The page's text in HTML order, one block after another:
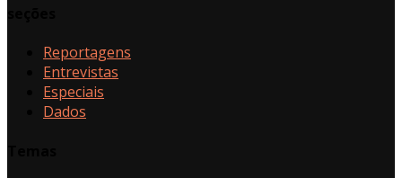
Reportagens
Entrevistas
Especiais
Dados